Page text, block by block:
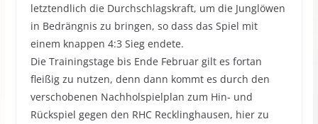
letztendlich die Durchschlagskraft, um die Junglöwen
in Bedrängnis zu bringen, so dass das Spiel mit
einem knappen 4:3 Sieg endete.
Die Trainingstage bis Ende Februar gilt es fortan
fleißig zu nutzen, denn dann kommt es durch den
verschobenen Nachholspielplan zum Hin- und
Rückspiel gegen den RHC Recklinghausen, hier zu